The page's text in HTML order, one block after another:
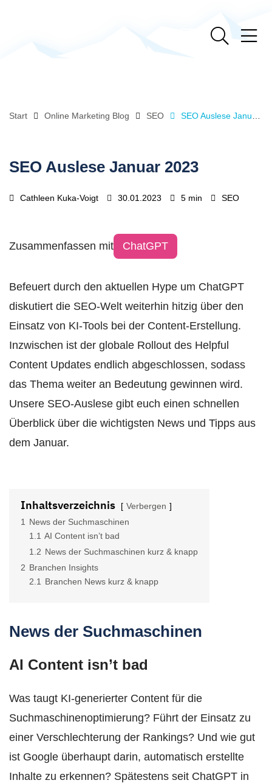
Start Online Marketing Blog SEO SEO Auslese Januar 2023
SEO Auslese Januar 2023
Cathleen Kuka-Voigt 30.01.2023 5 min SEO
Zusammenfassen mit ChatGPT
Befeuert durch den aktuellen Hype um ChatGPT
diskutiert die SEO-Welt weiterhin hitzig über den
Einsatz von KI-Tools bei der Content-Erstellung.
Inzwischen ist der globale Rollout des Helpful
Content Updates endlich abgeschlossen, sodass
das Thema weiter an Bedeutung gewinnen wird.
Unsere SEO-Auslese gibt euch einen schnellen
Überblick über die wichtigsten News und Tipps aus
dem Januar.
Inhaltsverzeichnis
Verbergen
1
News der Suchmaschinen
1.1 AI Content isn’t bad
1.2 News der Suchmaschinen kurz & knapp
2 Branchen Insights
2.1
Branchen News kurz & knapp
News der Suchmaschinen
AI Content isn’t bad
Was taugt KI-generierter Content für die
Suchmaschinenoptimierung? Führt der Einsatz zu
einer Verschlechterung der Rankings? Und wie gut
ist Google überhaupt darin, automatisch erstellte
Inhalte zu erkennen? Spätestens seit ChatGPT in